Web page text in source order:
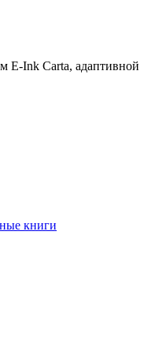
E-Ink Carta, адаптивной
книги